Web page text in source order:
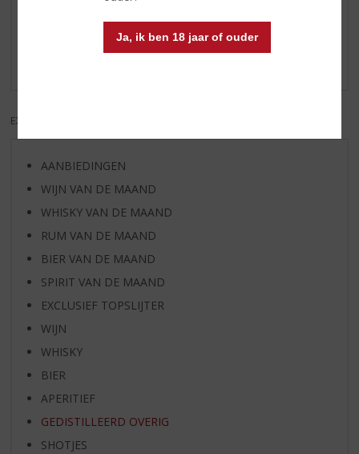
Ja, ik ben 18 jaar of ouder
Olifant jenever
EXCL. BTW
AANBIEDINGEN
WIJN VAN DE MAAND
WHISKY VAN DE MAAND
RUM VAN DE MAAND
BIER VAN DE MAAND
SPIRIT VAN DE MAAND
EXCLUSIEF TOPSLIJTER
WIJN
WHISKY
BIER
APERITIEF
GEDISTILLEERD OVERIG
SHOTJES